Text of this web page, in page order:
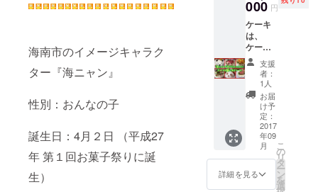
海南市のイメージキャラク
ター『海ニャン』
性別：おんなの子
誕生日：4月２日 （平成27
年 第１回お菓子祭りに誕
生）
ンスが
絶妙な
幻のお
酒で
す。
かんに
ついて
江戸時
代の商
人、紀
伊国屋
文左衛
門は、
下津港
から船
出し、
嵐を乗
り越え
て江戸
にみか
んを運
000 円
ケーキ
は、
ケーキ
工房＊
天花＊
のケー
キで
す。 直
径 約19
㎝。8人
分程
度。 そ
の時期
に手に
入るモ
支援
者：
1人
お届
け予
定：
2017
年09
月
詳細を見る
こ
の
リ
タ
ー
ン
を
選